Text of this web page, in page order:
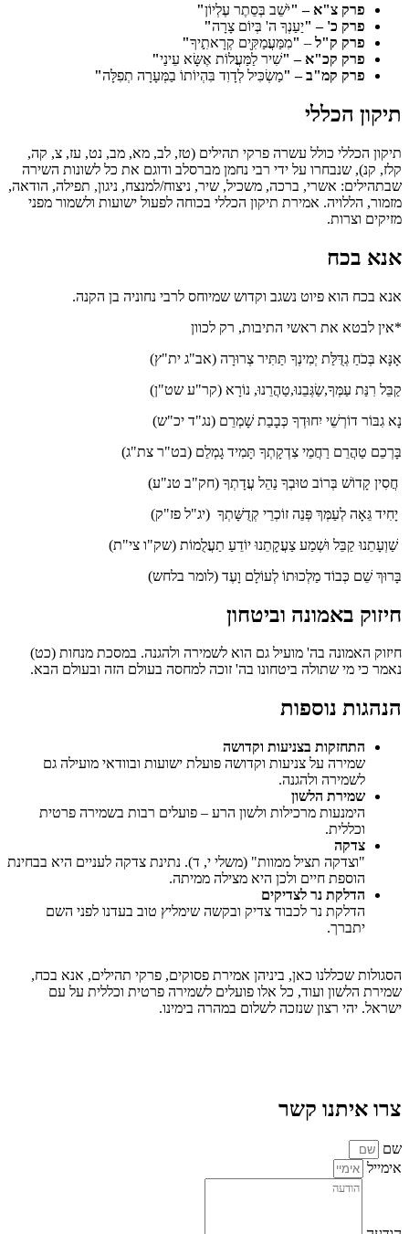
פרק צ"א – "יֹשֵׁב בְּסֵתֶר עֶלְיוֹן"
פרק כ' – "יַעַנְךָ ה' בְּיוֹם צָרָה"
פרק ק"ל –
"מִמַּעֲמַקִּ֖ים קְרָאתִ֣יךָ"
פרק קכ"א – "שִׁיר לַמַּעֲלוֹת אֶשָּׂא עֵינַי"
פרק קמ"ב – "מַשְׂכִּיל לְדָוִד בִּהְיוֹתוֹ בַמְּעָרָה תְפִלָּה"
תיקון הכללי
תיקון הכללי כולל עשרה פרקי תהילים (טז, לב, מא, מב, נט, עז, צ, קה,
קלז, קנ), שנבחרו על ידי רבי נחמן מברסלב ודוגם את כל לשונות השירה
שבתהילים: אשרי, ברכה, משכיל, שיר, ניצוח/למנצח, ניגון, תפילה, הודאה,
מזמור, הללויה. אמירת תיקון הכללי בכוחה לפעול ישועות ולשמור מפני
מזיקים וצרות.
אנא בכח
אנא בכח הוא פיוט נשגב וקדוש שמיוחס לרבי נחוניה בן הקנה.
*אין לבטא את ראשי התיבות, רק לכוון
אָנָּא בְּכֹחַ גְדֻּלַּת יְמִינְךָ תַּתִּיר צְרוּרָה (אב"ג ית"ץ)
קַבֵּל רִנַּת עַמְּךָ,שַׂגְּבֵנוּ,טַהֲרֵנוּ, נוֹרָא (קר"ע שט"ן)
נָא גִבּוֹר דוֹרְשֵׁי יִחוּדְךָ כְּבָבַת שָׁמְרֵם (נג"ד יכ"ש)
בָּרְכֵם טַהֲרֵם רַחֲמֵי צִדְקָתְךָ תָּמִיד גָמְלֵם (בט"ר צת"ג)
חֲסִין קָדוֹשׁ בְּרוֹב טוּבְךָ נַהֵל עֲדָתְךָ (חק"ב טנ"ע)
יָחִיד גֵּאָה לְעַמְּךְ פְּנֵה זוֹכְרֵי קְדֻשָּׁתְךָ (יג"ל פז"ק)
שַׁוְעָתֵנוּ קַבֵּל וּשְׁמַע צַעֲקָתֵנוּ יוֹדֵעַ תַעֲלֻמוֹת (שק"ו צי"ת)
בָּרוּךְ שֵׁם כְּבוֹד מַלְכוּתוֹ לְעוֹלָם וָעֶד (לומר בלחש)
חיזוק באמונה וביטחון
חיזוק האמונה בה' מועיל גם הוא לשמירה ולהגנה. במסכת מנחות (כט)
נאמר כי מי שתולה ביטחונו בה' זוכה למחסה בעולם הזה ובעולם הבא.
הנהגות נוספות
התחזקות בצניעות וקדושה
שמירה על צניעות וקדושה פועלת ישועות ובוודאי מועילה גם
לשמירה ולהגנה.
שמירת הלשון
הימנעות מרכילות ולשון הרע – פועלים רבות בשמירה פרטית
וכללית.
צדקה
"וצדקה תציל ממוות" (משלי י, ד). נתינת צדקה לעניים היא בבחינת
הוספת חיים ולכן היא מצילה ממיתה.
הדלקת נר לצדיקים
הדלקת נר לכבוד צדיק ובקשה שימליץ טוב בעדנו לפני השם
יתברך.
הסגולות שכללנו כאן, ביניהן אמירת פסוקים, פרקי תהילים, אנא בכח,
שמירת הלשון ועוד, כל אלו פועלים לשמירה פרטית וכללית על עם
ישראל. יהי רצון שנזכה לשלום במהרה בימינו.
צרו איתנו קשר
שם
אימייל